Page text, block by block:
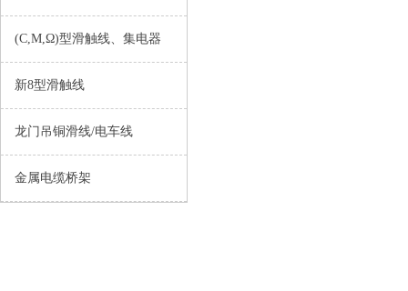
(C,M,Ω)型滑触线、集电器
新8型滑触线
龙门吊铜滑线/电车线
金属电缆桥架